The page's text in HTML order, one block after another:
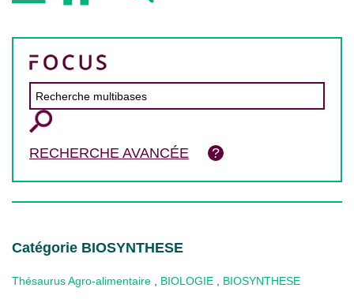
RECHERCHE AVANCÉE
Catégorie BIOSYNTHESE
Thésaurus Agro-alimentaire BIOLOGIE BIOSYNTHESE